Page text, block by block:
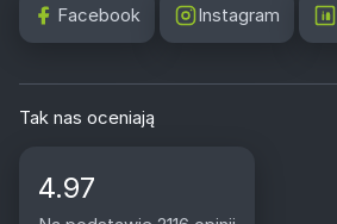
Facebook Instagram
Tak nas oceniają
4.97